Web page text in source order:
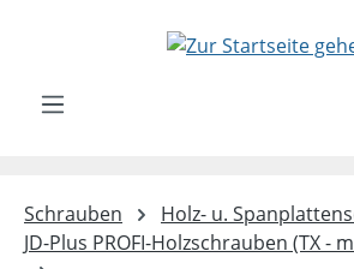
Zum Hauptinhalt springen
Schrauben
Holz- u.
JD-Plus PROFI-Holzschrauben (TX -